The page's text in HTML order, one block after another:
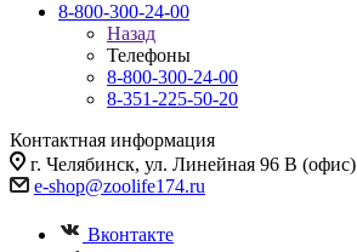
8-800-300-24-00
Назад
Телефоны
8-800-300-24-00
8-351-225-50-20
Контактная информация
г. Челябинск, ул. Линейная 96 В (офис)
e-shop@zoolife174.ru
Вконтакте